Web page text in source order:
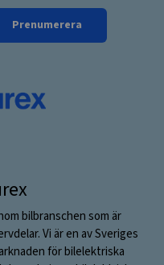
Prenumerera
bilbranschen som är
Vi är en av Sveriges
för bilelektriska